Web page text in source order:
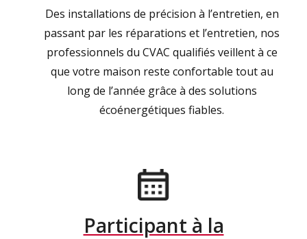
Des installations de précision à l’entretien, en
passant par les réparations et l’entretien, nos
professionnels du CVAC qualifiés veillent à ce
que votre maison reste confortable tout au
long de l’année grâce à des solutions
écoénergétiques fiables.
Participant à la